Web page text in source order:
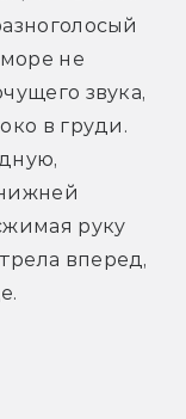
не
звука,
в груди.
руку
вперед,